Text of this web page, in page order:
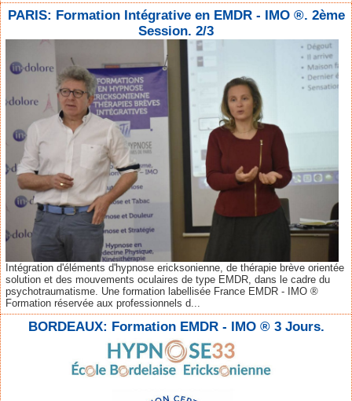
PARIS: Formation Intégrative en EMDR - IMO ®. 2ème
Session. 2/3
Intégration d'éléments d'hypnose ericksonienne, de thérapie brève orientée
solution et des mouvements oculaires de type EMDR, dans le cadre du
psychotraumatisme. Une formation labellisée France EMDR - IMO ®
Formation réservée aux professionnels d...
BORDEAUX: Formation EMDR - IMO ® 3 Jours.